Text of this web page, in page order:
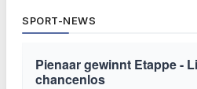
SPORT-NEWS
Pienaar gewinnt Etappe -
chancenlos